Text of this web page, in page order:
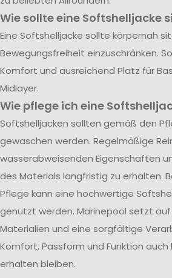
Wie sollte eine Softshelljacke
Eine Softshelljacke sollte körpernah
Bewegungsfreiheit einzuschränken.
Komfort und ausreichend Platz für
Midlayer.
Wie pflege ich eine
Softshelljacken sollten gemäß den
gewaschen werden. Regelmäßige
wasserabweisenden Eigenschaften
des Materials langfristig zu erhalten.
Pflege kann eine hochwertige
genutzt werden. Marinepool setzt
Materialien und eine sorgfältige
Komfort, Passform und Funktion
erhalten bleiben.